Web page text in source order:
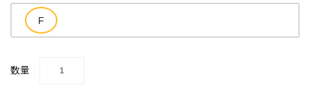
数量